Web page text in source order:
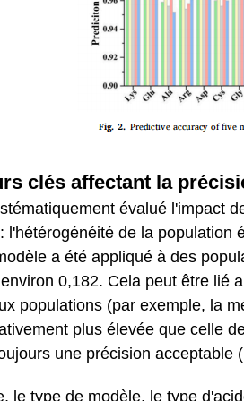
clés affectant la
évalué l'impact
l'hétérogénéité de la population
a été appliqué à des
0,182. Cela peut être lié
populations (par exemple, la
plus élevée que celle
une précision acceptable
le type de modèle, le type